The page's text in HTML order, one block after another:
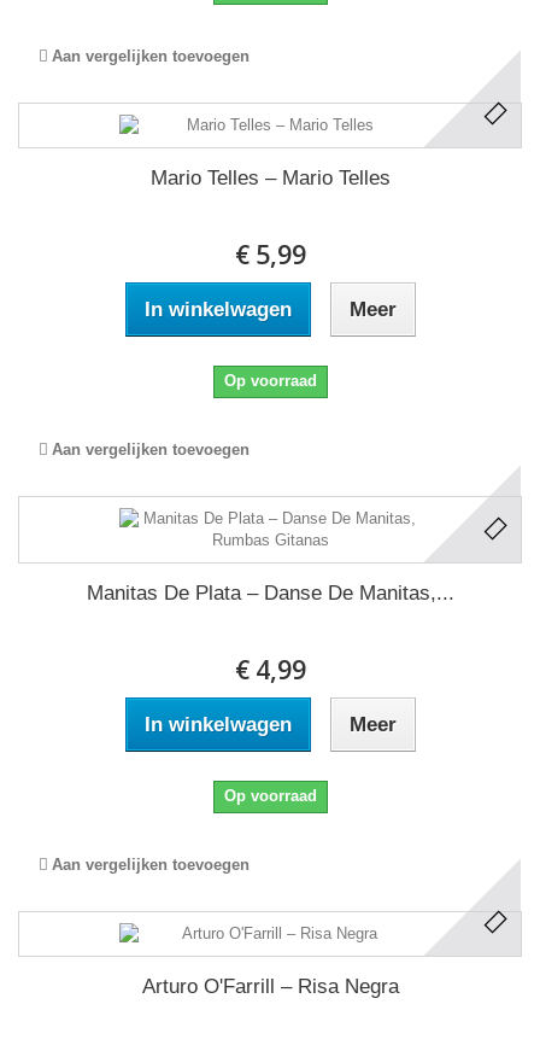
Aan vergelijken toevoegen
Mario Telles ‎– Mario Telles
€ 5,99
In winkelwagen Meer
Op voorraad
Aan vergelijken toevoegen
Manitas De Plata ‎– Danse De Manitas,...
€ 4,99
In winkelwagen Meer
Op voorraad
Aan vergelijken toevoegen
Arturo O'Farrill ‎– Risa Negra